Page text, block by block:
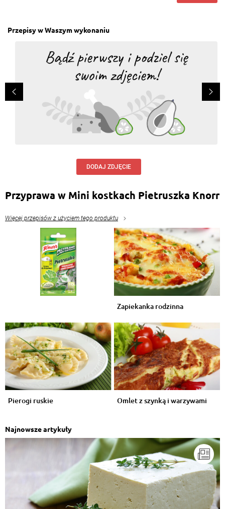
Przepisy w Waszym wykonaniu
DODAJ ZDJĘCIE
Przyprawa w Mini kostkach Pietruszka Knorr
Więcej przepisów z użyciem tego produktu
Zapiekanka rodzinna
Pierogi ruskie Omlet z szynką i warzywami
Najnowsze artykuły